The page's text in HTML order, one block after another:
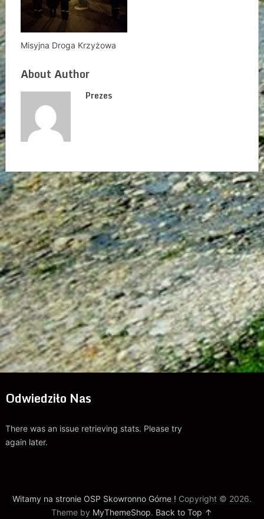
Misyjna Droga Krzyżowa
About Author
Prezes
Odwiedziło Nas
There was an issue retrieving stats. Please try
again later.
Witamy na stronie OSP Skowronno Górne ! Copyright © 2026.
Theme by MyThemeShop. Back to Top ↑